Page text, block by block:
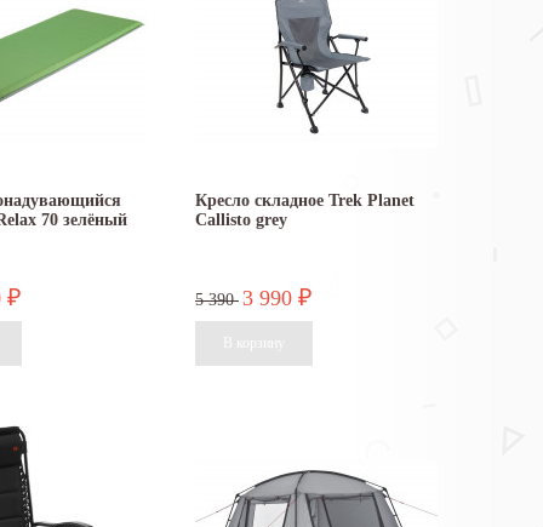
70 зелёный
₽
Кресло складное Trek Planet
Callisto grey
5 390 3 990 ₽